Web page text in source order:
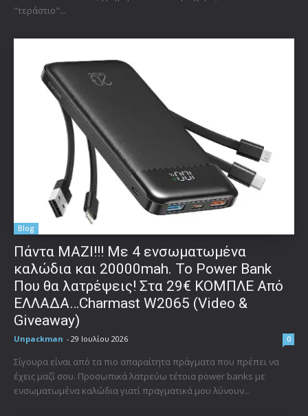
"τεράστιο"...
Blog
Πάντα ΜΑΖΙ!!! Με 4 ενσωματωμένα
καλώδια και 20000mah. Το Power Bank
Που θα λατρέψεις! Στα 29€ ΚΟΜΠΛΕ Από
ΕΛΛΑΔΑ…Charmast W2065 (Video &
Giveaway)
Unpackman - 29 Ιουλίου 2026 0
Σίγουρα είναι από τα πιο απαραίτητα πράγματα που πρέπει να
έχεις μαζί σου. Προσωπικά λατρεύω τέτοια power banks με
ενσωματωμένα καλώδια γιατί πραγματικά μου λύνουν...